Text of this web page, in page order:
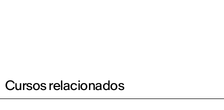
Cursos relacionados